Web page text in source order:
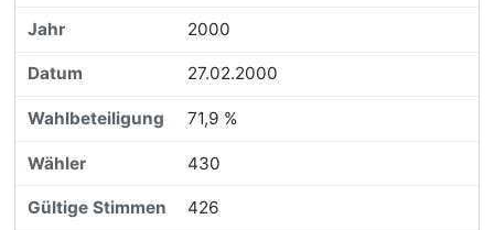
2000
27.02.2000
71,9 %
430
426